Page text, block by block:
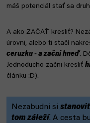
máš potenciál stať sa
A ako ZAČAŤ kresliť?
úrovni, alebo ti stačí
ceruzku - a začni hneď.
Jednoducho začni kresliť
článku :D).
Nezabudni si
tom záleží. A cesta